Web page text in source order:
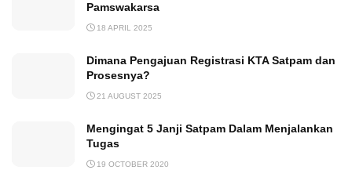
Pamswakarsa
18 APRIL 2025
Dimana Pengajuan Registrasi KTA Satpam dan
Prosesnya?
21 AUGUST 2025
Mengingat 5 Janji Satpam Dalam Menjalankan
Tugas
19 OCTOBER 2020